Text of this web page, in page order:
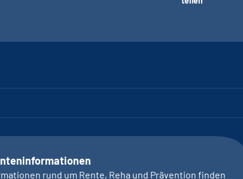
rund um Rente, Reha und Prävention finden